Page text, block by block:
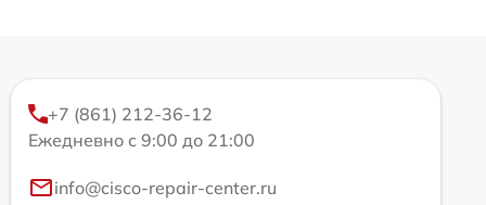
+7 (861) 212-36-12
Ежедневно с 9:00 до 21:00
info@cisco-repair-center.ru